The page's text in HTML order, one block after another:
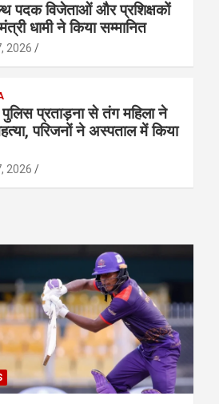
पदक विजेताओं और प्रशिक्षकों
धामी ने किया सम्मानित
2026
पुलिस प्रताड़ना से तंग महिला ने
परिजनों ने अस्पताल में किया
2026